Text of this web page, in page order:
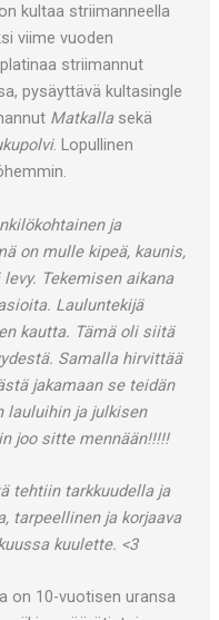
kultaa striimanneella
viime vuoden
striimannut
pysäyttävä kultasingle
Matkalla sekä
. Lopullinen
ja
on mulle kipeä, kaunis,
Tekemisen aikana
Lauluntekijä
kautta. Tämä oli siitä
Samalla hirvittää
jakamaan se teidän
lauluihin ja julkisen
joo sitte mennään!!!!!
tehtiin tarkkuudella ja
tarpeellinen ja korjaava
kuulette. <3
on 10-vuotisen uransa